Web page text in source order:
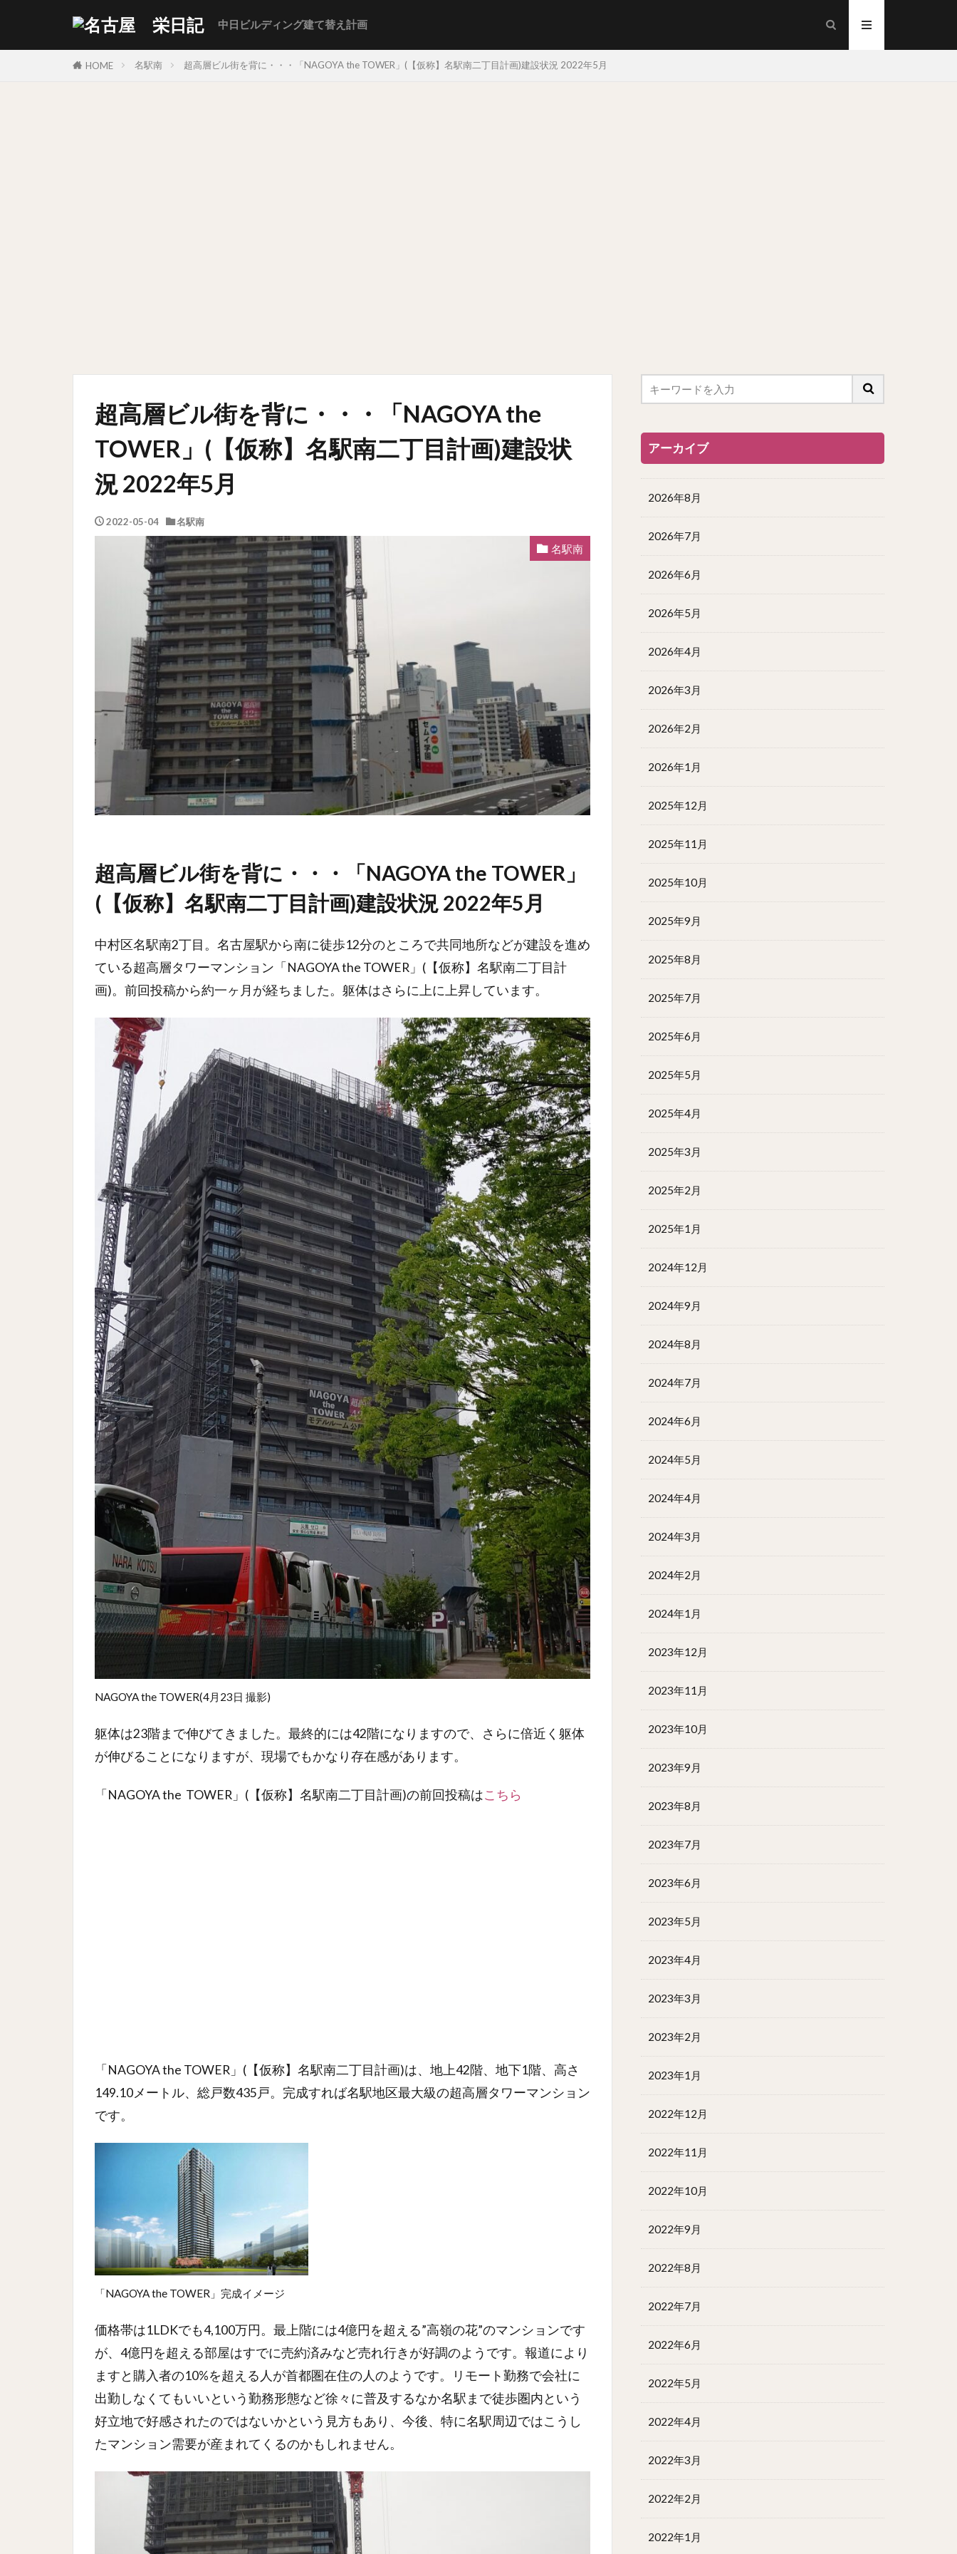
中日ビルディング建て替え計画
HOME 名駅南 超高層ビル街を背に・・・「NAGOYA the TOWER」(【仮称】名駅南二丁目計画)建設状況 2022年5月
超高層ビル街を背に・・・「NAGOYA the
TOWER」(【仮称】名駅南二丁目計画)建設状
況 2022年5月
2022-05-04 名駅南
名駅南
超高層ビル街を背に・・・「NAGOYA the TOWER」
(【仮称】名駅南二丁目計画)建設状況 2022年5月
中村区名駅南2丁目。名古屋駅から南に徒歩12分のところで共同地所などが建設を進め
ている超高層タワーマンション「NAGOYA the TOWER」(【仮称】名駅南二丁目計
画)。前回投稿から約一ヶ月が経ちました。躯体はさらに上に上昇しています。
NAGOYA the TOWER(4月23日 撮影)
躯体は23階まで伸びてきました。最終的には42階になりますので、さらに倍近く躯体
が伸びることになりますが、現場でもかなり存在感があります。
「NAGOYA the TOWER」(【仮称】名駅南二丁目計画)の前回投稿はこちら
「NAGOYA the TOWER」(【仮称】名駅南二丁目計画)は、地上42階、地下1階、高さ
149.10メートル、総戸数435戸。完成すれば名駅地区最大級の超高層タワーマンション
です。
「NAGOYA the TOWER」完成イメージ
価格帯は1LDKでも4,100万円。最上階には4億円を超える”高嶺の花”のマンションです
が、4億円を超える部屋はすでに売約済みなど売れ行きが好調のようです。報道により
ますと購入者の10%を超える人が首都圏在住の人のようです。リモート勤務で会社に
出勤しなくてもいいという勤務形態など徐々に普及するなか名駅まで徒歩圏内という
好立地で好感されたのではないかという見方もあり、今後、特に名駅周辺ではこうし
たマンション需要が産まれてくるのかもしれません。
アーカイブ
2026年8月
2026年7月
2026年6月
2026年5月
2026年4月
2026年3月
2026年2月
2026年1月
2025年12月
2025年11月
2025年10月
2025年9月
2025年8月
2025年7月
2025年6月
2025年5月
2025年4月
2025年3月
2025年2月
2025年1月
2024年12月
2024年9月
2024年8月
2024年7月
2024年6月
2024年5月
2024年4月
2024年3月
2024年2月
2024年1月
2023年12月
2023年11月
2023年10月
2023年9月
2023年8月
2023年7月
2023年6月
2023年5月
2023年4月
2023年3月
2023年2月
2023年1月
2022年12月
2022年11月
2022年10月
2022年9月
2022年8月
2022年7月
2022年6月
2022年5月
2022年4月
2022年3月
2022年2月
2022年1月